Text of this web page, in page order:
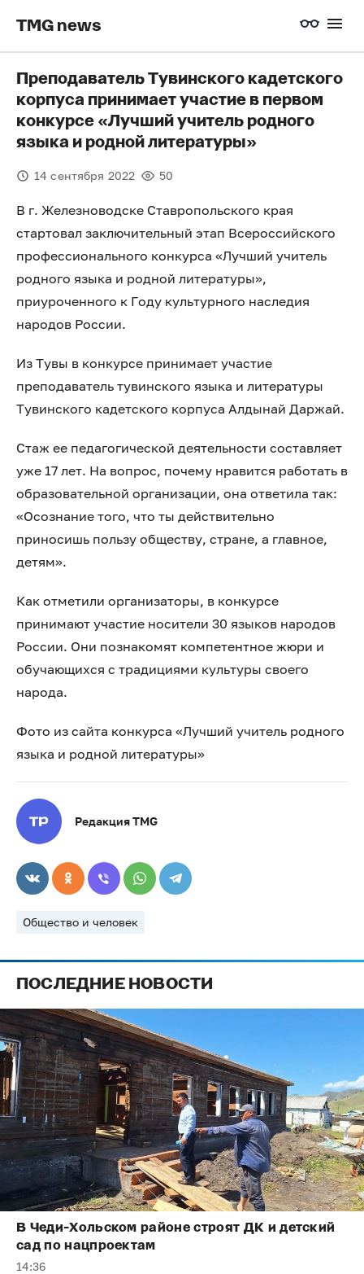
TMG news
Преподаватель Тувинского кадетского
корпуса принимает участие в первом
конкурсе «Лучший учитель родного
языка и родной литературы»
14 сентября 2022 50
В г. Железноводске Ставропольского края
стартовал заключительный этап Всероссийского
профессионального конкурса «Лучший учитель
родного языка и родной литературы»,
приуроченного к Году культурного наследия
народов России.
Из Тувы в конкурсе принимает участие
преподаватель тувинского языка и литературы
Тувинского кадетского корпуса Алдынай Даржай.
Стаж ее педагогической деятельности составляет
уже 17 лет. На вопрос, почему нравится работать в
образовательной организации, она ответила так:
«Осознание того, что ты действительно
приносишь пользу обществу, стране, а главное,
детям».
Как отметили организаторы, в конкурсе
принимают участие носители 30 языков народов
России. Они познакомят компетентное жюри и
обучающихся с традициями культуры своего
народа.
Фото из сайта конкурса «Лучший учитель родного
языка и родной литературы»
Редакция TMG
Общество и человек
ПОСЛЕДНИЕ НОВОСТИ
В Чеди-Хольском районе строят ДК и детский
сад по нацпроектам
14:36